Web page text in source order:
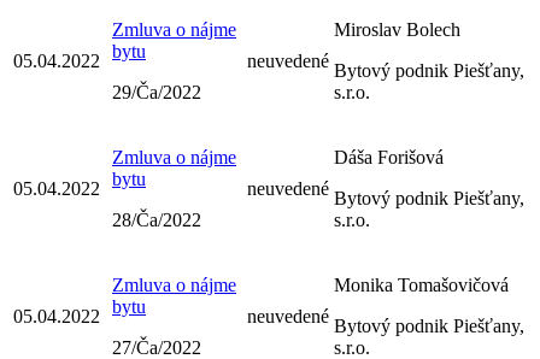
05.04.2022
Zmluva o nájme
bytu
29/Ča/2022
neuvedené
Miroslav Bolech
Bytový podnik Piešťany,
s.r.o.
05.04.2022
Zmluva o nájme
bytu
28/Ča/2022
neuvedené
Dáša Forišová
Bytový podnik Piešťany,
s.r.o.
05.04.2022
Zmluva o nájme
bytu
27/Ča/2022
neuvedené
Monika Tomašovičová
Bytový podnik Piešťany,
s.r.o.